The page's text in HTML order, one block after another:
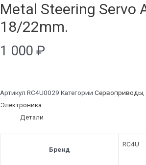
Metal Steering Servo
18/22mm.
1 000 ₽
Артикул RC4U0029 Категории Сервоприводы,
Электроника
Детали
Бренд
RC4U